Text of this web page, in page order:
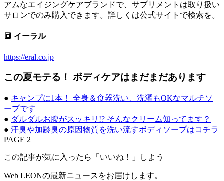
アムなエイジングケアブランドで、サプリメントは取り扱い
サロンでのみ購入できます。詳しくは公式サイトで検索を。
🔳 イーラル
https://eral.co.jp
この夏モテる！ ボディケアはまだまだあります
● キャンプに1本！ 全身＆食器洗い、洗濯もOKなマルチソ
ープです
● ダルダルお腹がスッキリ!? そんなクリーム知ってます？
● 汗臭や加齢臭の原因物質を洗い流すボディソープはコチラ
PAGE 2
この記事が気に入ったら「いいね！」しよう
Web LEONの最新ニュースをお届けします。